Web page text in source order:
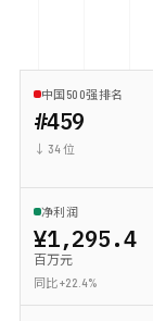
中国500强排名
#459
↓ 34 位
净利润
¥1,295.4
百万元
同比 +22.4%